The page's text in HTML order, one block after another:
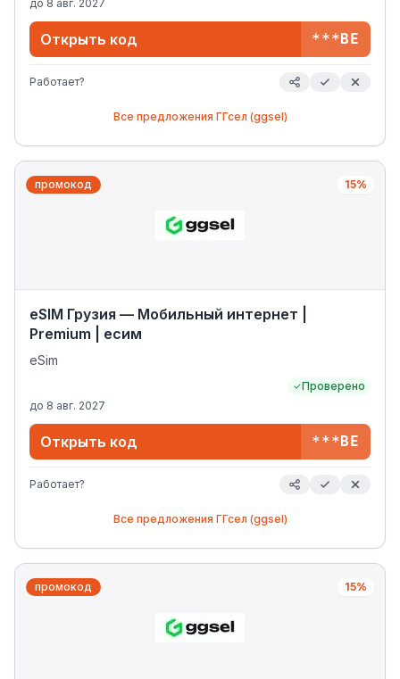
до 8 авг. 2027
Открыть код ***BE
Работает?
Все предложения ГГсел (ggsel)
промокод 15%
eSIM Грузия — Мобильный интернет |
Premium | есим
eSim
Проверено
до 8 авг. 2027
Открыть код ***BE
Работает?
Все предложения ГГсел (ggsel)
промокод 15%